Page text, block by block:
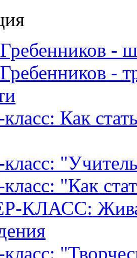
-
-
Как
"Как
КЛАСС: Живая